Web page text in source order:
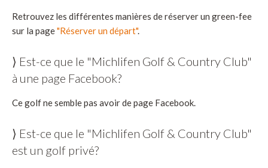
Retrouvez les différentes manières de réserver un green-fee
sur la page"Réserver un départ".
⟩ Est-ce que le "Michlifen Golf & Country Club"
à une page Facebook?
Ce golf ne semble pas avoir de page Facebook.
⟩ Est-ce que le "Michlifen Golf & Country Club"
est un golf privé?